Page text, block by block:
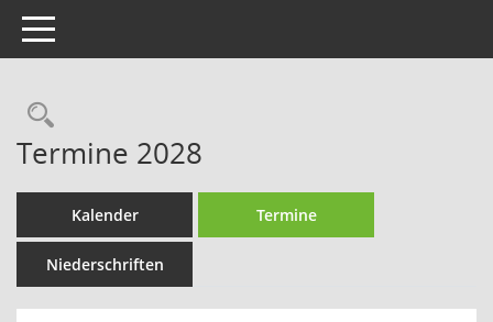
Toggle navigation
Rechercheauswahl
Termine 2028
Kalender Termine
Niederschriften